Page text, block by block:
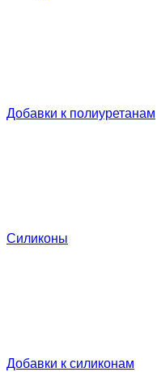
Добавки к полиуретанам
Силиконы
Добавки к силиконам